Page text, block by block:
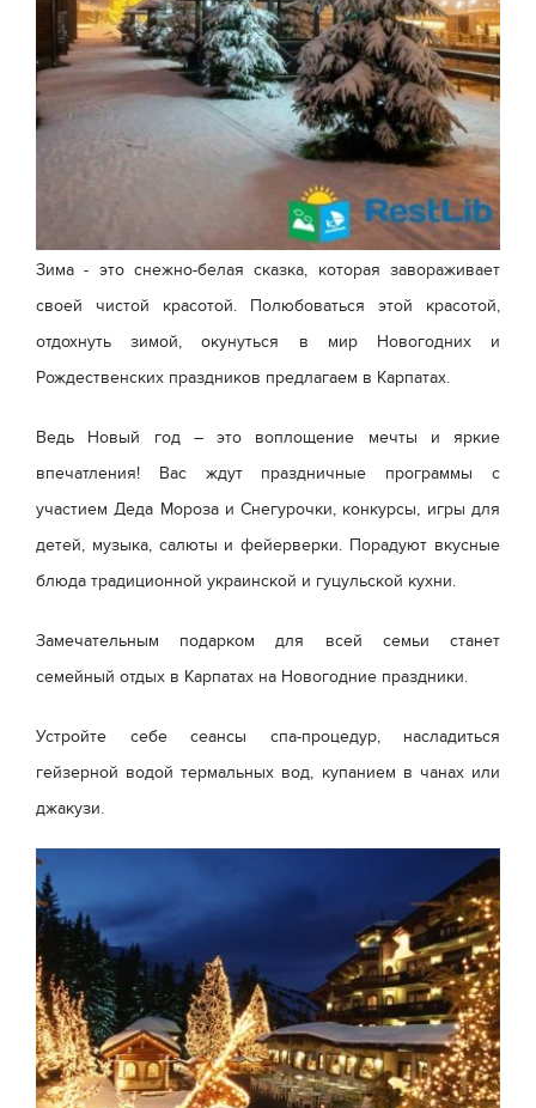
Зима - это снежно-белая сказка, которая завораживает
своей чистой красотой. Полюбоваться этой красотой,
отдохнуть зимой, окунуться в мир Новогодних и
Рождественских праздников предлагаем в Карпатах.
Ведь Новый год – это воплощение мечты и яркие
впечатления! Вас ждут праздничные программы с
участием Деда Мороза и Снегурочки, конкурсы, игры для
детей, музыка, салюты и фейерверки. Порадуют вкусные
блюда традиционной украинской и гуцульской кухни.
Замечательным подарком для всей семьи станет
семейный отдых в Карпатах на Новогодние праздники.
Устройте себе сеансы спа-процедур, насладиться
гейзерной водой термальных вод, купанием в чанах или
джакузи.